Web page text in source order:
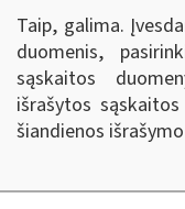
Taip, galima.
duomenis,
sąskaitos
išrašytos
šiandienos